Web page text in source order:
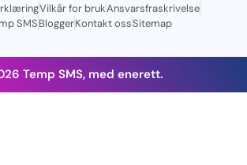
Vilkår for brukAnsvarsfraskrivelse
SMSBloggerKontakt ossSitemap
Temp SMS, med enerett.